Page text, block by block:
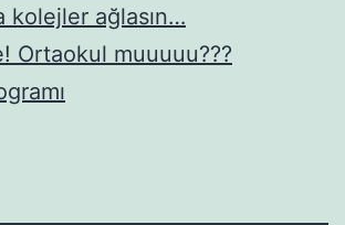
kolejler ağlasın…
Ortaokul muuuuu???